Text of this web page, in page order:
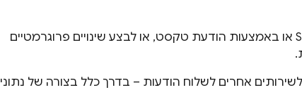
לדוגמה, אתם יכולים לשלוח התראות לערוצי Slack או באמצעות הודעת טקסט, או לבצע שינויים פרוגרמטיים
אחרים לשלוח הודעות – בדרך כלל בצורה של נתוני